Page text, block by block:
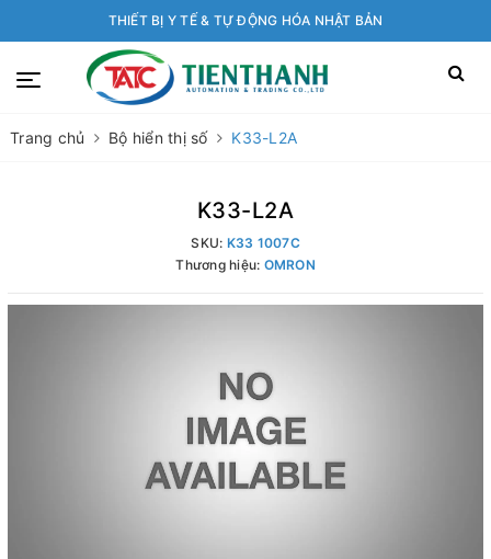
THIẾT BỊ Y TẾ & TỰ ĐỘNG HÓA NHẬT BẢN
Trang chủ Bộ hiển thị số K33-L2A
K33-L2A
SKU: K33 1007C
Thương hiệu: OMRON